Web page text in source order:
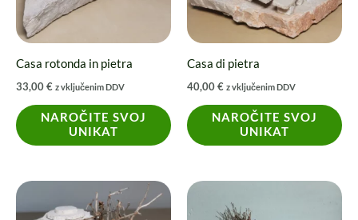
Casa rotonda in pietra
33,00€ z vključenim DDV
NAROČITE SVOJ
UNIKAT
Casa di pietra
40,00€ z vključenim DDV
NAROČITE SVOJ
UNIKAT
Questo
prodotto